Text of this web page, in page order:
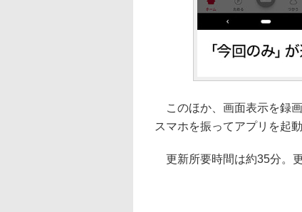
このほか、画面表示を録
スマホを振ってアプリを起
更新所要時間は約35分。